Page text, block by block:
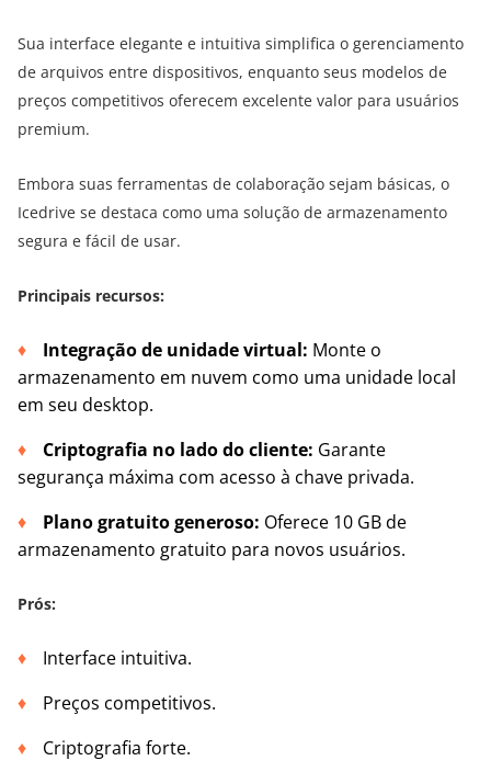
Sua interface elegante e intuitiva simplifica o gerenciamento
de arquivos entre dispositivos, enquanto seus modelos de
preços competitivos oferecem excelente valor para usuários
premium.
Embora suas ferramentas de colaboração sejam básicas, o
Icedrive se destaca como uma solução de armazenamento
segura e fácil de usar.
Principais recursos:
Integração de unidade virtual: Monte o
armazenamento em nuvem como uma unidade local
em seu desktop.
Criptografia no lado do cliente: Garante
segurança máxima com acesso à chave privada.
Plano gratuito generoso: Oferece 10 GB de
armazenamento gratuito para novos usuários.
Prós:
Interface intuitiva.
Preços competitivos.
Criptografia forte.